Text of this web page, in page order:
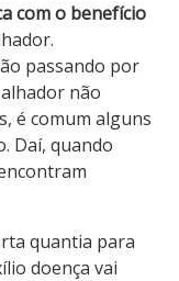
com o benefício
passando por
não
é comum alguns
Daí, quando
quantia para
doença vai